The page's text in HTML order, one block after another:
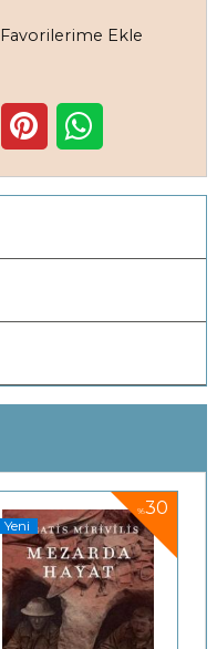
Favorilerime Ekle
%30
Yeni